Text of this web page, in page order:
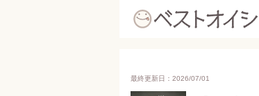
最終更新日：2026/07/01